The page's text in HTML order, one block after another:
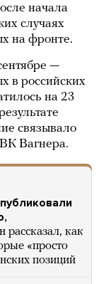
начала
случаях
на фронте.
—
в российских
на 23
связывало
Вагнера.
рассказал, как
«просто
позиций